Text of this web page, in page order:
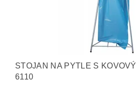
STOJAN NA PYTLE S
6110